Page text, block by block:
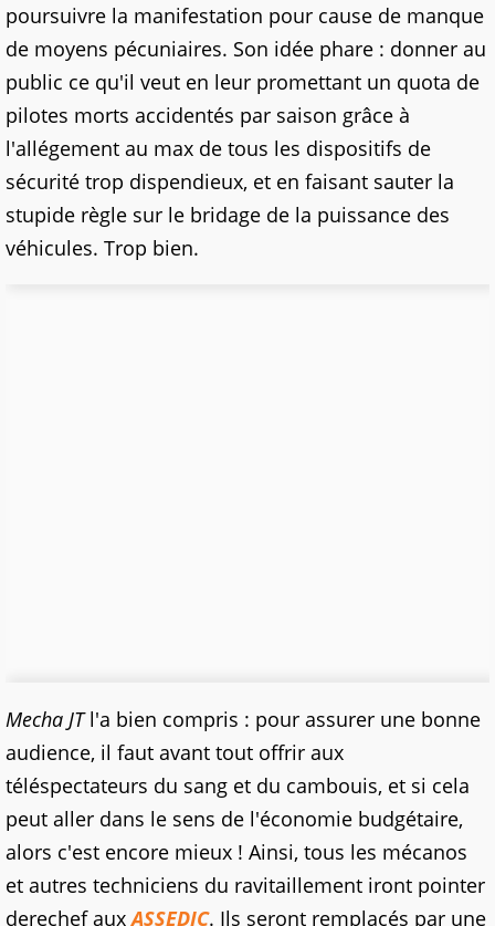
poursuivre la manifestation pour cause de manque
de moyens pécuniaires. Son idée phare : donner au
public ce qu'il veut en leur promettant un quota de
pilotes morts accidentés par saison grâce à
l'allégement au max de tous les dispositifs de
sécurité trop dispendieux, et en faisant sauter la
stupide règle sur le bridage de la puissance des
véhicules. Trop bien.
Mecha JTl'a bien compris : pour assurer une bonne
audience, il faut avant tout offrir aux
téléspectateurs du sang et du cambouis, et si cela
peut aller dans le sens de l'économie budgétaire,
alors c'est encore mieux ! Ainsi, tous les mécanos
et autres techniciens du ravitaillement iront pointer
derechef auxASSEDIC. Ils seront remplacés par une